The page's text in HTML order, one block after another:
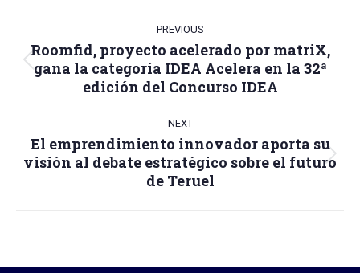
PREVIOUS
Previous
post:
Roomfid, proyecto acelerado por matriX,
gana la categoría IDEA Acelera en la 32ª
edición del Concurso IDEA
NEXT
Next
post:
El emprendimiento innovador aporta su
visión al debate estratégico sobre el futuro
de Teruel